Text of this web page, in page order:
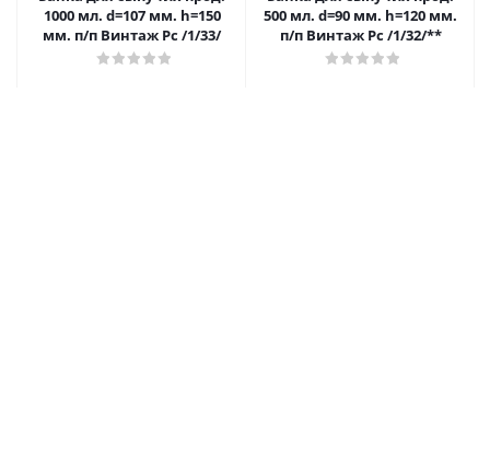
1000 мл. d=107 мм. h=150
мм. п/п Винтаж Рс /1/33/
500 мл. d=90 мм. h=120 мм.
п/п Винтаж Рс /1/32/**